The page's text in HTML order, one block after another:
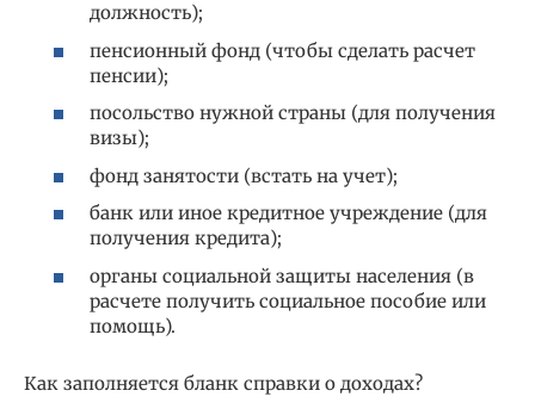
должность);
пенсионный фонд (чтобы сделать расчет
пенсии);
посольство нужной страны (для получения
визы);
фонд занятости (встать на учет);
банк или иное кредитное учреждение (для
получения кредита);
органы социальной защиты населения (в
расчете получить социальное пособие или
помощь).
Как заполняется бланк справки о доходах?